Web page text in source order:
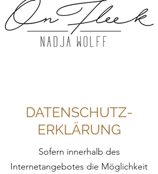
DATENSCHUTZ-
ERKLÄRUNG
Sofern innerhalb des
Internetangebotes die Möglichkeit